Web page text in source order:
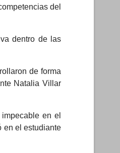
del
dentro de las
de forma
Natalia Villar
en el
en el estudiante